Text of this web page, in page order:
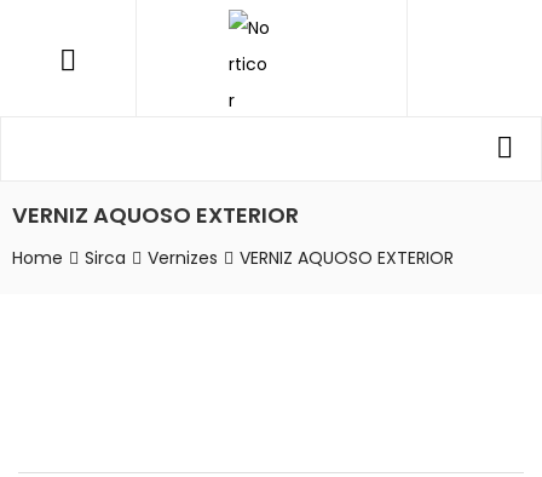
VERNIZ AQUOSO EXTERIOR
Home Sirca Vernizes VERNIZ AQUOSO EXTERIOR